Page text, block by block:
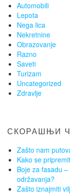
Automobili
Lepota
Nega lica
Nekretnine
Obrazovanje
Razno
Saveti
Turizam
Uncategorized
Zdravlje
СКОРАШЊИ
Zašto nam
Kako se
Boje za fasadu
održavanja?
Zašto iznajmiti